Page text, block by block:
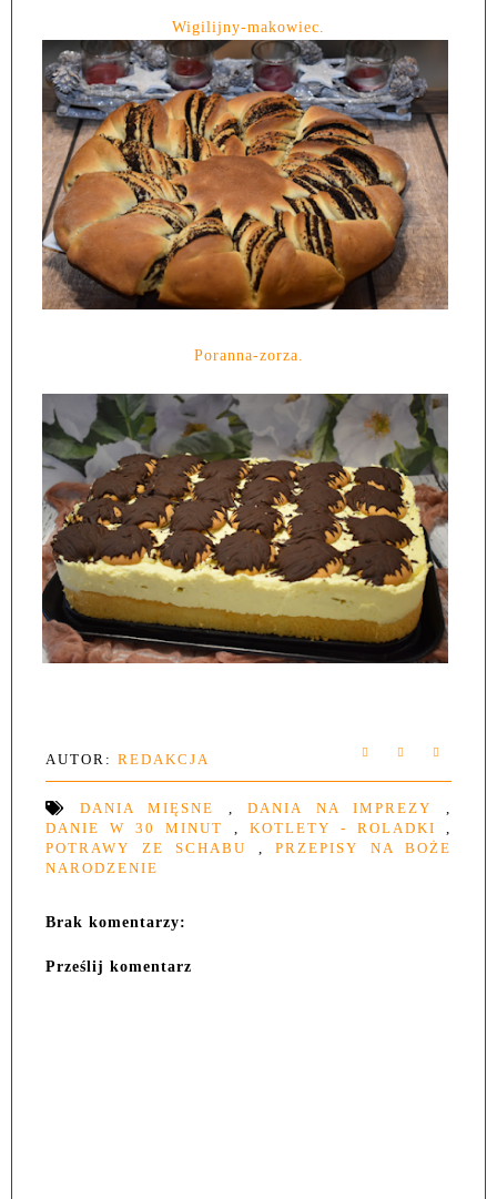
Wigilijny-makowiec.
Poranna-zorza.
AUTOR: REDAKCJA
DANIA MIĘSNE ,DANIA NA IMPREZY,
DANIE W 30 MINUT , KOTLETY - ROLADKI ,
POTRAWY ZE SCHABU , PRZEPISY NA BOŻE
NARODZENIE
Brak komentarzy:
Prześlij komentarz